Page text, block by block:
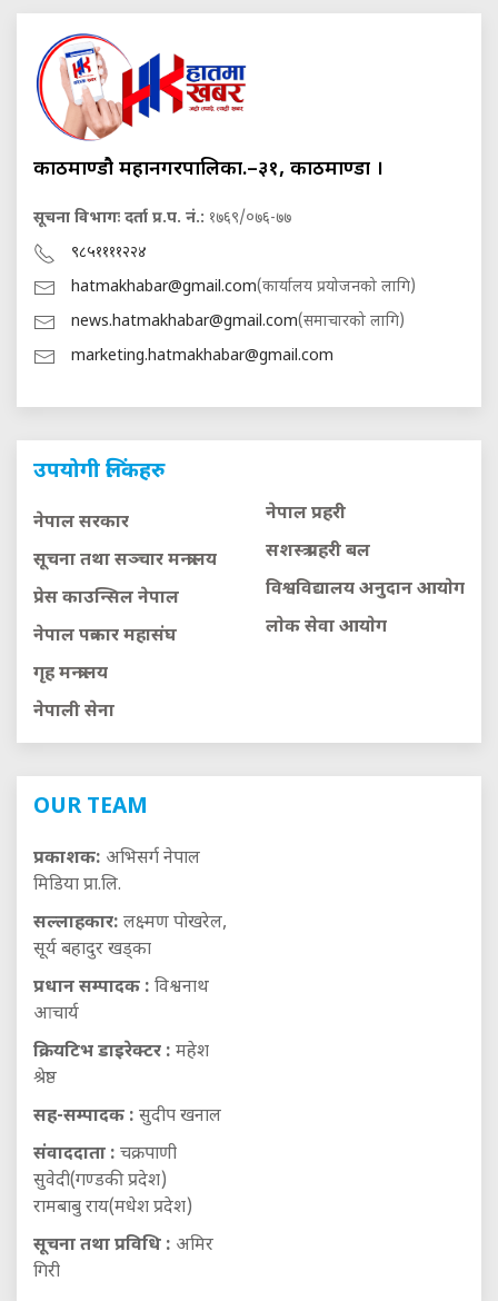
काठमाण्डौ महानगरपालिका.–३१, काठमाण्डौं ।
सूचना विभागः दर्ता प्र.प. नं.: १७६९/०७६-७७
९८५११११२२४
hatmakhabar@gmail.com(कार्यालय प्रयोजनको लागि)
news.hatmakhabar@gmail.com(समाचारको लागि)
marketing.hatmakhabar@gmail.com
उपयोगी लिंकहरु
नेपाल सरकार
सूचना तथा सञ्चार मन्त्रालय
प्रेस काउन्सिल नेपाल
नेपाल पत्रकार महासंघ
गृह मन्त्रालय
नेपाली सेना
नेपाल प्रहरी
सशस्त्र प्रहरी बल
विश्वविद्यालय अनुदान आयाेग
लाेक सेवा आयाेग
OUR TEAM
प्रकाशक: अभिसर्ग नेपाल
मिडिया प्रा.लि.
सल्लाहकार: लक्ष्मण पोखरेल,
सूर्य बहादुर खड्का
प्रधान सम्पादक : विश्वनाथ
आचार्य
क्रियटिभ डाइरेक्टर : महेश
श्रेष्ठ
सह-सम्पादक : सुदीप खनाल
संवाददाता : चक्रपाणी
सुवेदी(गण्डकी प्रदेश)
रामबाबु राय(मधेश प्रदेश)
सूचना तथा प्रविधि : अमिर
गिरी